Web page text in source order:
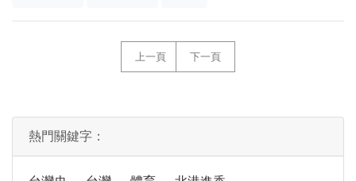
上一頁 下一頁
熱門關鍵字：